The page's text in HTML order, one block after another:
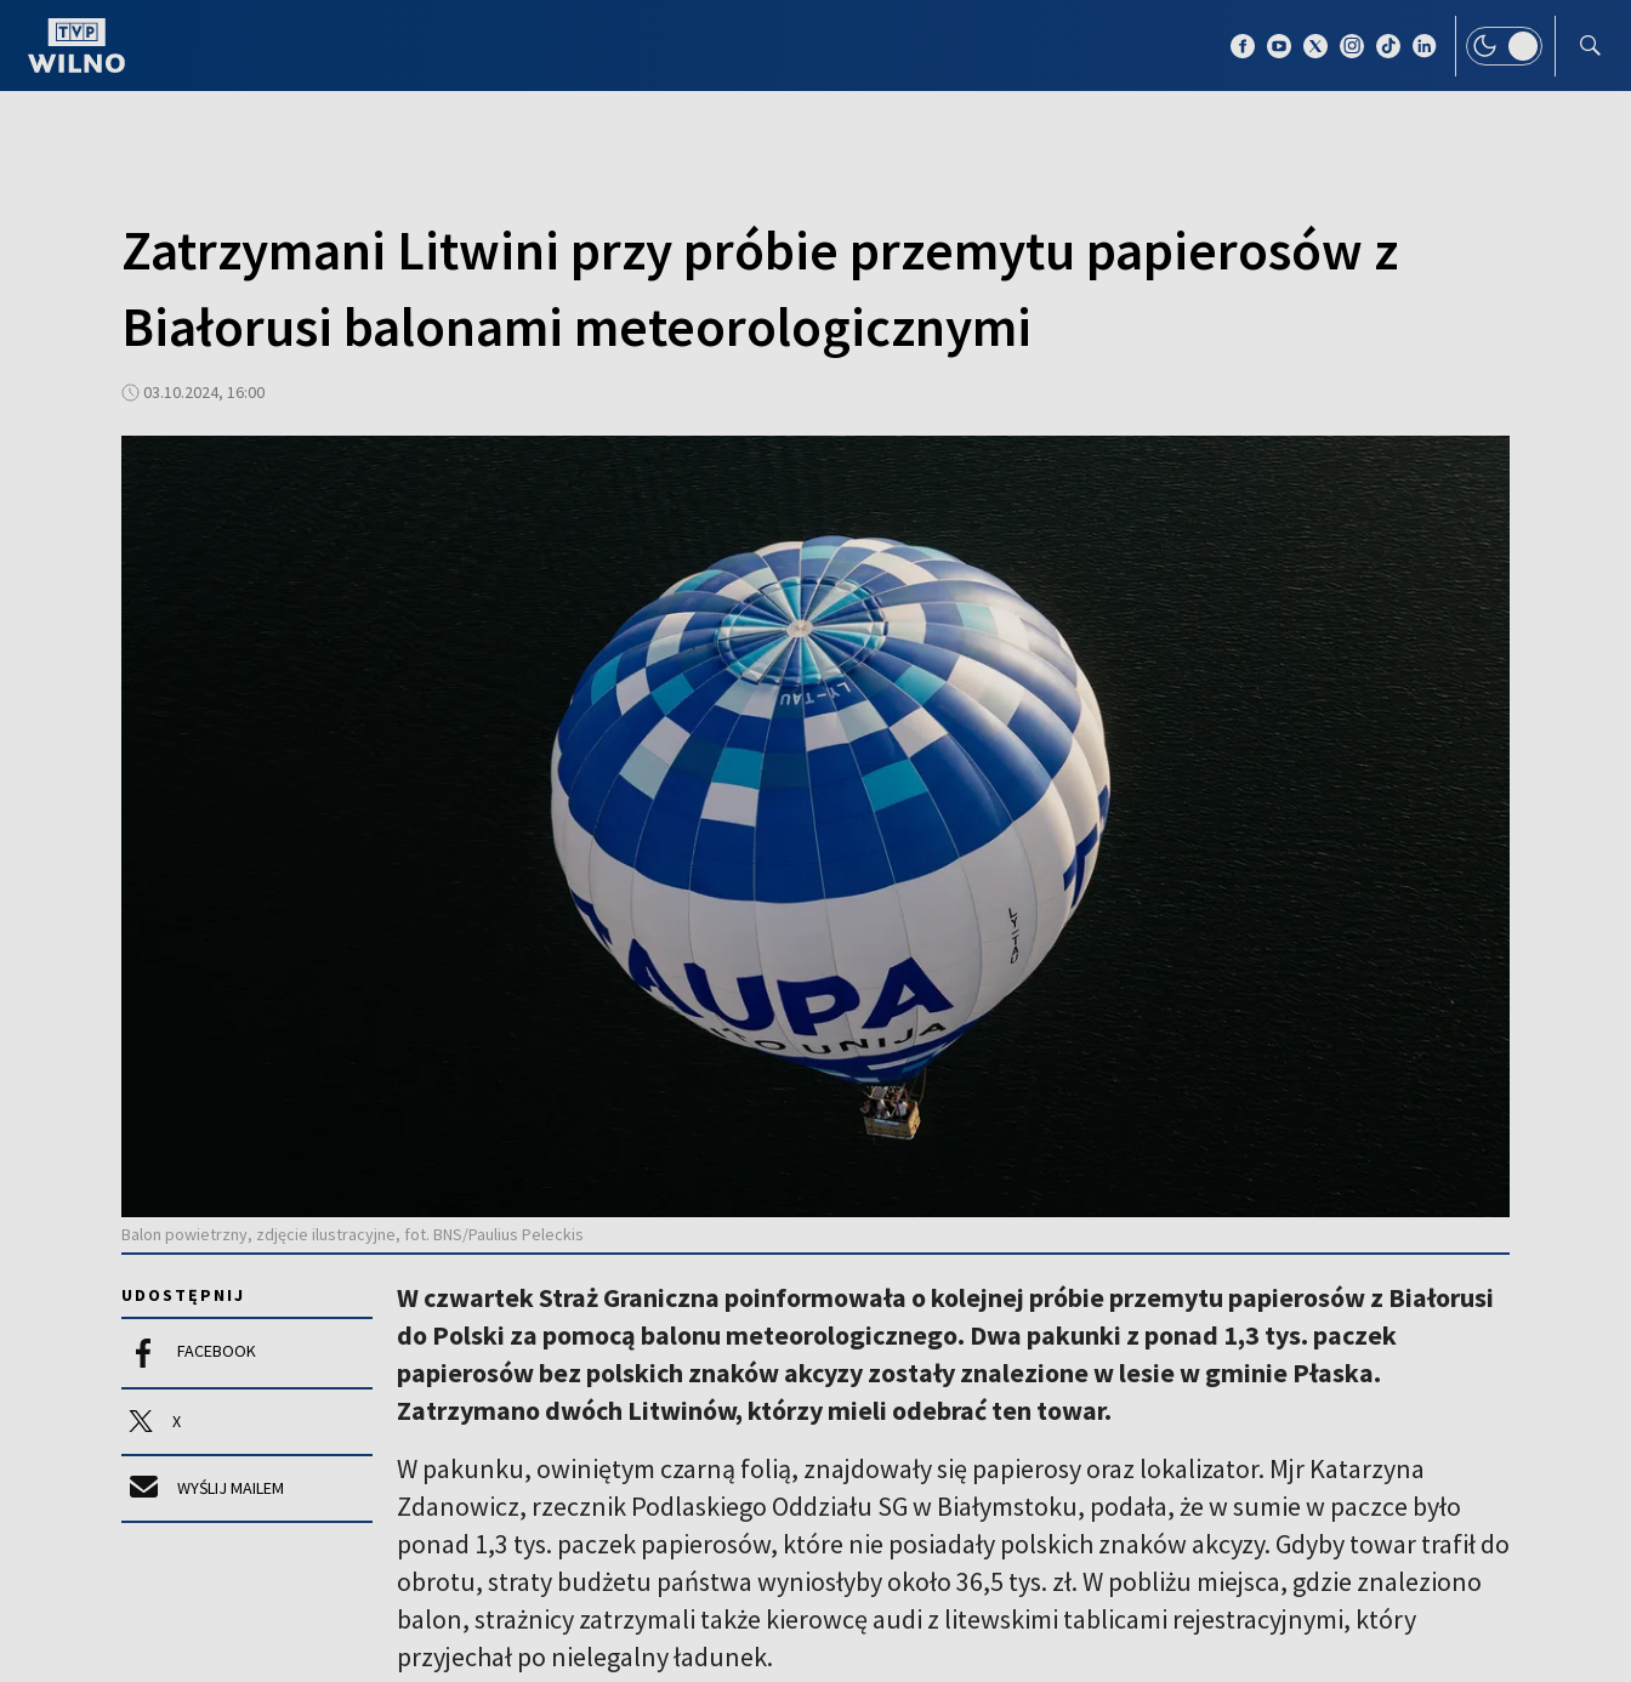
Zatrzymani Litwini przy próbie przemytu papierosów z
Białorusi balonami meteorologicznymi
03.10.2024, 16:00
Balon powietrzny, zdjęcie ilustracyjne, fot. BNS/Paulius Peleckis
UDOSTĘPNIJ
FACEBOOK
X
WYŚLIJ MAILEM
W czwartek Straż Graniczna poinformowała o kolejnej próbie przemytu papierosów z Białorusi
do Polski za pomocą balonu meteorologicznego. Dwa pakunki z ponad 1,3 tys. paczek
papierosów bez polskich znaków akcyzy zostały znalezione w lesie w gminie Płaska.
Zatrzymano dwóch Litwinów, którzy mieli odebrać ten towar.
W pakunku, owiniętym czarną folią, znajdowały się papierosy oraz lokalizator. Mjr Katarzyna
Zdanowicz, rzecznik Podlaskiego Oddziału SG w Białymstoku, podała, że w sumie w paczce było
ponad 1,3 tys. paczek papierosów, które nie posiadały polskich znaków akcyzy. Gdyby towar trafił do
obrotu, straty budżetu państwa wyniosłyby około 36,5 tys. zł. W pobliżu miejsca, gdzie znaleziono
balon, strażnicy zatrzymali także kierowcę audi z litewskimi tablicami rejestracyjnymi, który
przyjechał po nielegalny ładunek.